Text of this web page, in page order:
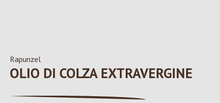
Rapunzel
OLIO DI COLZA EXTRAVERGINE